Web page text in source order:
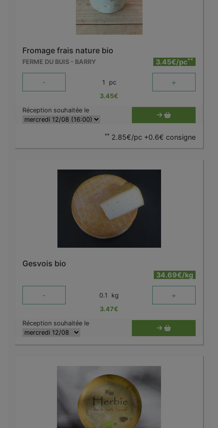
Fromage frais nature bio
FERME DU BUIS - BARRY 3.45€/pc**
- 1 pc +
3.45€
Réception souhaitée le
** 2.85€/pc +0.6€ consigne
Gesvois bio
34.69€/kg
- 0.1 kg +
3.47€
Réception souhaitée le